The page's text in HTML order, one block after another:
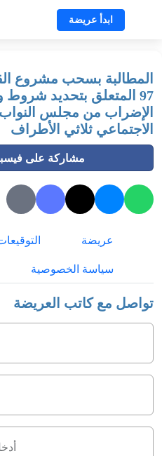
ابدأ عريضة
97 المتعلق بتحديد
الإضراب من مجلس
الاجتماعي ثلاثي الأطراف
مشاركة على فيسبوك
عريضة
سياسة الخصوصية
تواصل مع كاتب العريضة